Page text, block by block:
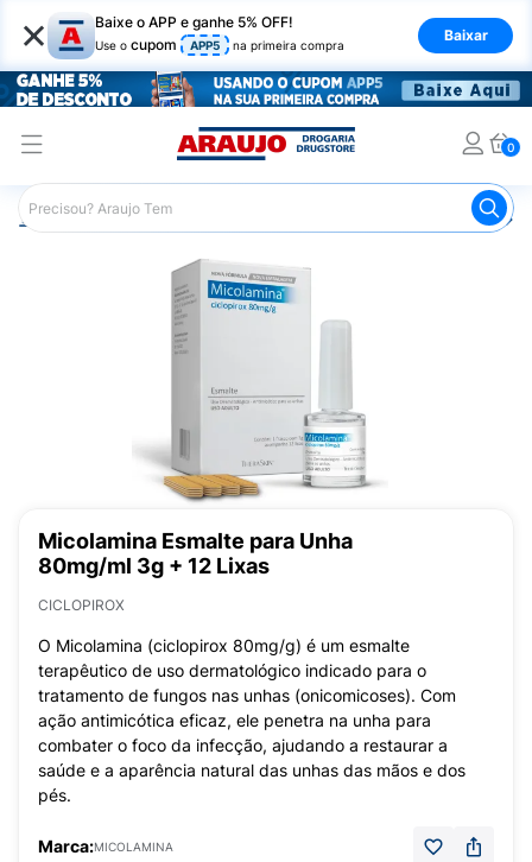
× Baixe o APP e ganhe 5% OFF!
Use o cupom APP5 na primeira compra
Baixar
0
Araujo Medicamentos Remédio para Pele e Mucosa
Micolamina Esmalte para Unha
80mg/ml 3g + 12 Lixas
CICLOPIROX
O Micolamina (ciclopirox 80mg/g) é um esmalte
terapêutico de uso dermatológico indicado para o
tratamento de fungos nas unhas (onicomicoses). Com
ação antimicótica eficaz, ele penetra na unha para
combater o foco da infecção, ajudando a restaurar a
saúde e a aparência natural das unhas das mãos e dos
pés.
Marca:MICOLAMINA